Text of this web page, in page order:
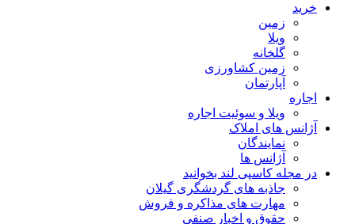
خرید
زمین
ویلا
گلخانه
زمین کشاورزی
آپارتمان
اجاره
ویلا و سوئیت اجاره
آژانس های املاک
نمایندگان
آژانس ها
در مجله کاسپی لند بخوانید
جاذبه های گردشگری گیلان
مهارت های مذاکره و فروش
حقوق و اخبار صنفی